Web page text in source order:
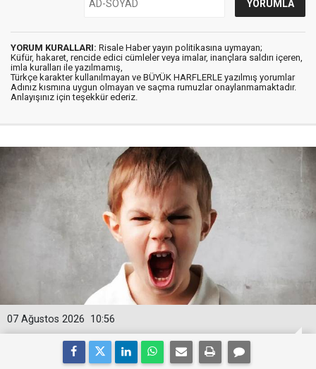
YORUM KURALLARI: Risale Haber yayın politikasına uymayan;
Küfür, hakaret, rencide edici cümleler veya imalar, inançlara saldırı içeren,
imla kuralları ile yazılmamış,
Türkçe karakter kullanılmayan ve BÜYÜK HARFLERLE yazılmış yorumlar
Adınız kısmına uygun olmayan ve saçma rumuzlar onaylanmamaktadır.
Anlayışınız için teşekkür ederiz.
10:56
07 Ağustos 2026